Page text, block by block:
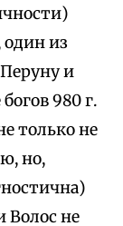
один из
и
980 г.
только не
но,
Волос не